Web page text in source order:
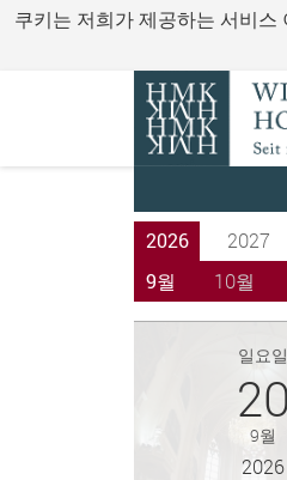
쿠키는 저희가 제공하는 서비
2026 2027
9월
10월
일요일
20
9월
2026